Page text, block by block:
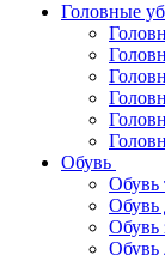
Головные
Обувь
Обувь
Обувь
Обувь
Обувь